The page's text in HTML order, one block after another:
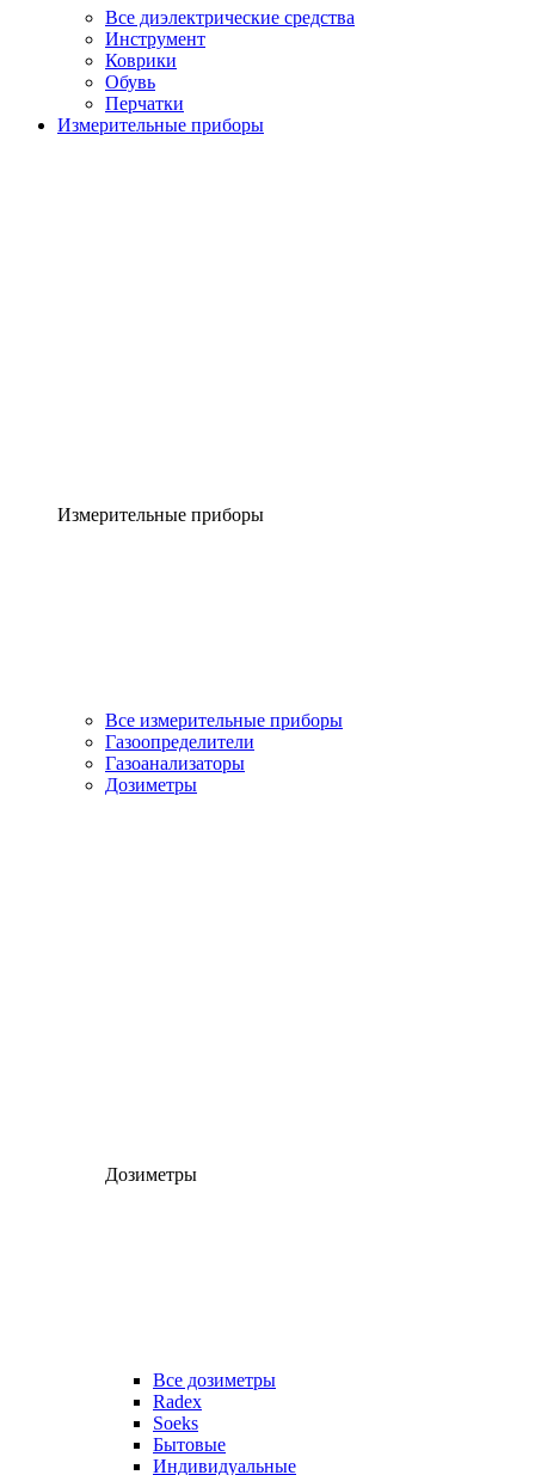
Все диэлектрические средства
Инструмент
Коврики
Обувь
Перчатки
Измерительные приборы
Измерительные приборы
Все измерительные приборы
Газоопределители
Газоанализаторы
Дозиметры
Дозиметры
Все дозиметры
Radex
Soeks
Бытовые
Индивидуальные